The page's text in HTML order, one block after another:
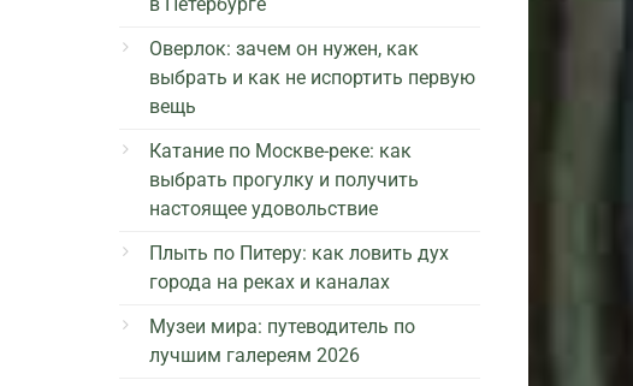
Оверлок: зачем он нужен, как
выбрать и как не испортить первую
вещь
Катание по Москве-реке: как
выбрать прогулку и получить
настоящее удовольствие
Плыть по Питеру: как ловить дух
города на реках и каналах
Музеи мира: путеводитель по
лучшим галереям 2026